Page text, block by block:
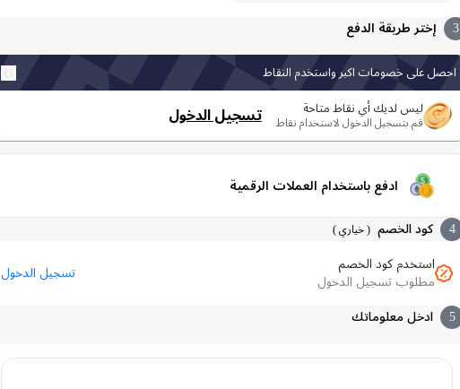
3 إختر طريقة الدفع
احصل على خصومات اكبر واستخدم النقاط
ليس لديك أي نقاط متاحة
قم بتسجيل الدخول لاستخدام نقاط تسجيل الدخول
ادفع باستخدام العملات الرقمية
4 كود الخصم ( خياري )
استخدم كود الخصم
مطلوب تسجيل الدخول
تسجيل الدخول
5 ادخل معلوماتك